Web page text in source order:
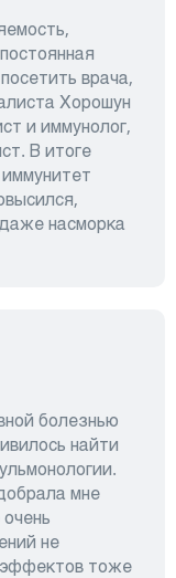
врача,
Хорошун
и иммунолог,
В итоге
насморка
болезнью
найти
мне
не
эффектов тоже